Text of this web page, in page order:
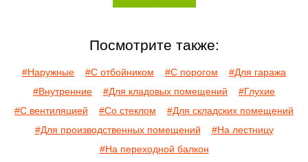
Посмотрите также:
#Наружные #С отбойником #С порогом
#Для гаража
#Внутренние
#Для кладовых помещений
#Глухие
#С вентиляцией
#Со стеклом
#Для складских помещений
#Для производственных помещений
#На лестницу
#На переходной балкон